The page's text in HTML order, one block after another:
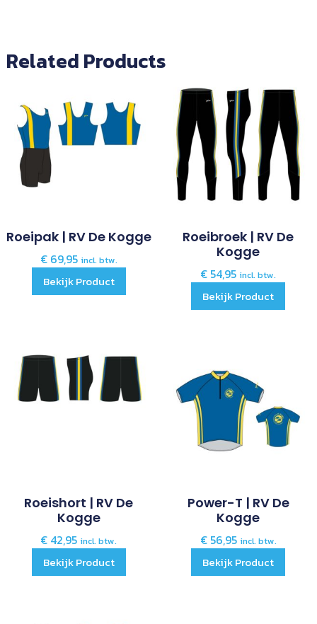
Related Products
Roeipak | RV De Kogge
€69,95 incl. btw.
Bekijk Product
Roeibroek | RV De
Kogge
€ 54,95 incl. btw.
Bekijk Product
Roeishort | RV De
Kogge
€ 42,95 incl. btw.
Bekijk Product
Power-T | RV De
Kogge
€56,95 incl. btw.
Bekijk Product